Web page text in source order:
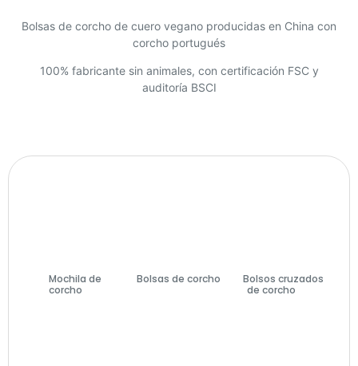
Bolsas de corcho de cuero vegano producidas en China con
corcho portugués
100% fabricante sin animales, con certificación FSC y
auditoría BSCI
Mochila de
corcho
Bolsas de corcho
Bolsos cruzados
de corcho